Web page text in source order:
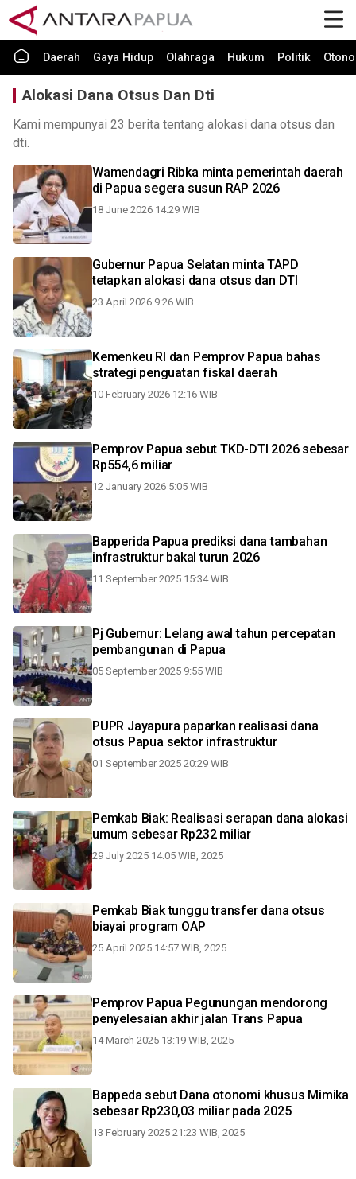
Daerah Gaya Hidup Olahraga Hukum Politik
Alokasi Dana Otsus Dan Dti
Kami mempunyai 23 berita tentang alokasi dana otsus dan
dti.
Wamendagri Ribka minta pemerintah daerah
di Papua segera susun RAP 2026
18 June 2026 14:29 WIB
Gubernur Papua Selatan minta TAPD
tetapkan alokasi dana otsus dan DTI
23 April 2026 9:26 WIB
Kemenkeu RI dan Pemprov Papua bahas
strategi penguatan fiskal daerah
10 February 2026 12:16 WIB
Pemprov Papua sebut TKD-DTI 2026 sebesar
Rp554,6 miliar
12 January 2026 5:05 WIB
Bapperida Papua prediksi dana tambahan
infrastruktur bakal turun 2026
11 September 2025 15:34 WIB
Pj Gubernur: Lelang awal tahun percepatan
pembangunan di Papua
05 September 2025 9:55 WIB
PUPR Jayapura paparkan realisasi dana
otsus Papua sektor infrastruktur
01 September 2025 20:29 WIB
Pemkab Biak: Realisasi serapan dana alokasi
umum sebesar Rp232 miliar
29 July 2025 14:05 WIB, 2025
Pemkab Biak tunggu transfer dana otsus
biayai program OAP
25 April 2025 14:57 WIB, 2025
Pemprov Papua Pegunungan mendorong
penyelesaian akhir jalan Trans Papua
14 March 2025 13:19 WIB, 2025
Bappeda sebut Dana otonomi khusus Mimika
sebesar Rp230,03 miliar pada 2025
13 February 2025 21:23 WIB, 2025